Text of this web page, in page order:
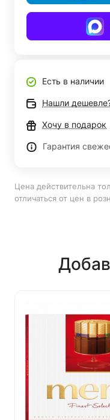
Есть в наличии
Нашли
Хочу в подарок
Гарантия
Цена действительна
отличаться от цен в